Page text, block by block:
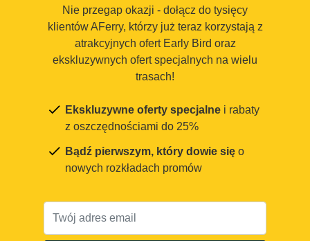
Nie przegap okazji - dołącz do tysięcy
klientów AFerry, którzy już teraz korzystają z
atrakcyjnych ofert Early Bird oraz
ekskluzywnych ofert specjalnych na wielu
trasach!
Ekskluzywne oferty specjalne i rabaty
z oszczędnościami do 25%
Bądź pierwszym, który dowie się o
nowych rozkładach promów